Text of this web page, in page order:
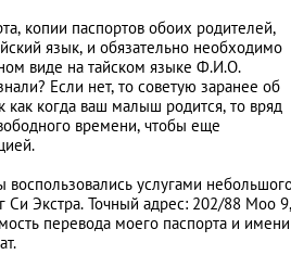
копии паспортов обоих родителей,
язык, и обязательно необходимо
виде на тайском языке Ф.И.О.
Если нет, то советую заранее об
как когда ваш малыш родится, то вряд
времени, чтобы еще
воспользовались услугами
Си Экстра. Точный адрес: 202/88 Moo 9,
перевода моего паспорта и имени